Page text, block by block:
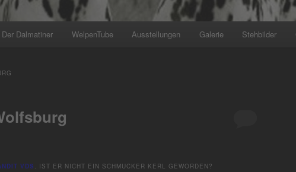
Der Dalmatiner WelpenTube Ausstellungen Galerie Stehbilder
VDS . IST ER NICHT EIN SCHMUCKER KERL GEWORDEN?
+++ Wir planen den nächsten Wurf für